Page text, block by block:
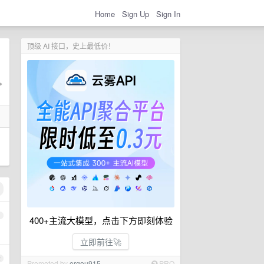
Home Sign Up Sign In
顶级 AI 接口，史上最低价！
400+主流大模型，点击下方即刻体验
立即前往🚀